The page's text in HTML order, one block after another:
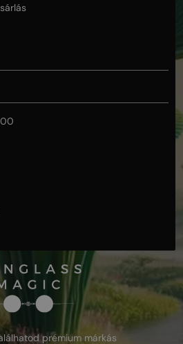
prémium márkás